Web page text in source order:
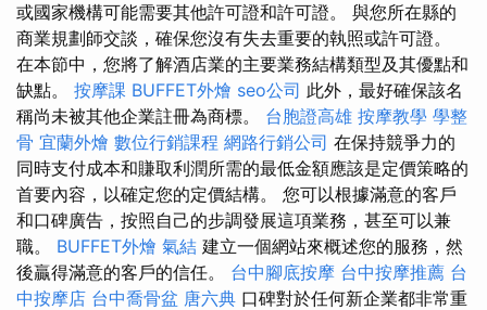
或國家機構可能需要其他許可證和許可證。 與您所在縣的
商業規劃師交談，確保您沒有失去重要的執照或許可證。
在本節中，您將了解酒店業的主要業務結構類型及其優點和
缺點。 按摩課 BUFFET外燴 seo公司 此外，最好確保該名
稱尚未被其他企業註冊為商標。 台胞證高雄 按摩教學 學整
骨 宜蘭外燴 數位行銷課程 網路行銷公司 在保持競爭力的
同時支付成本和賺取利潤所需的最低金額應該是定價策略的
首要內容，以確定您的定價結構。 您可以根據滿意的客戶
和口碑廣告，按照自己的步調發展這項業務，甚至可以兼
職。 BUFFET外燴 氣結 建立一個網站來概述您的服務，然
後贏得滿意的客戶的信任。 台中腳底按摩 台中按摩推薦 台
中按摩店 台中喬骨盆 唐六典 口碑對於任何新企業都非常重